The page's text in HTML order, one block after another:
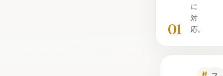
01
に
対
応。
検